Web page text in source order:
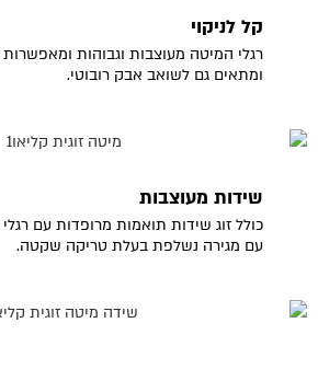
קל לניקוי
רגלי המיטה מעוצבות וגבוהות ומאפשרות
ומתאים גם לשואב אבק רובוטי.
שידות מעוצבות
כולל זוג שידות תואמות מרופדות עם
עם מגירה נשלפת בעלת טריקה שקטה.